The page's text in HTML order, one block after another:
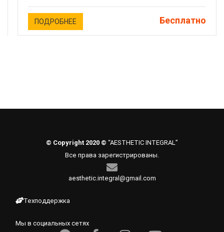
ПОДРОБНЕЕ Бесплатно
© Copyright 2020 © “AESTHETIC INTEGRAL”
Все права зарегистрированы.
aesthetic.integral@gmail.com
Техподдержка
Мы в социальных сетях